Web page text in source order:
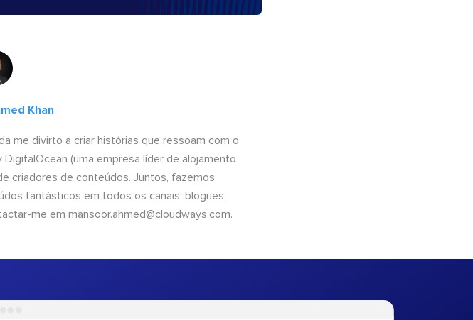
Khan
me divirto a criar histórias que ressoam com o
(uma empresa líder de alojamento
criadores de conteúdos. Juntos, fazemos
fantásticos em todos os canais: blogues,
me em mansoor.ahmed@cloudways.com.